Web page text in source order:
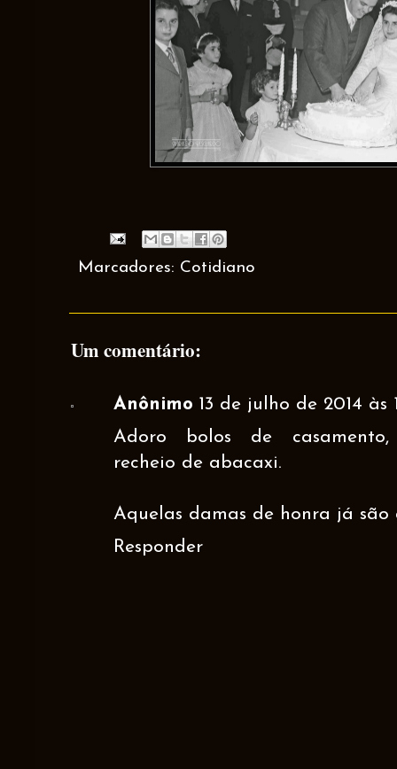
Marcadores: Cotidiano
Um comentário:
Anônimo 13 de julho de 2014 às
Adoro bolos de
recheio de abacaxi.
Aquelas damas de honra já são
Responder